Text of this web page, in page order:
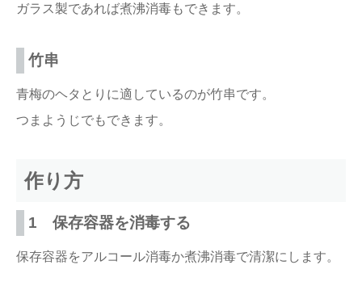
ガラス製であれば煮沸消毒もできます。
竹串
青梅のヘタとりに適しているのが竹串です。
つまようじでもできます。
作り方
1 保存容器を消毒する
保存容器をアルコール消毒か煮沸消毒で清潔にします。